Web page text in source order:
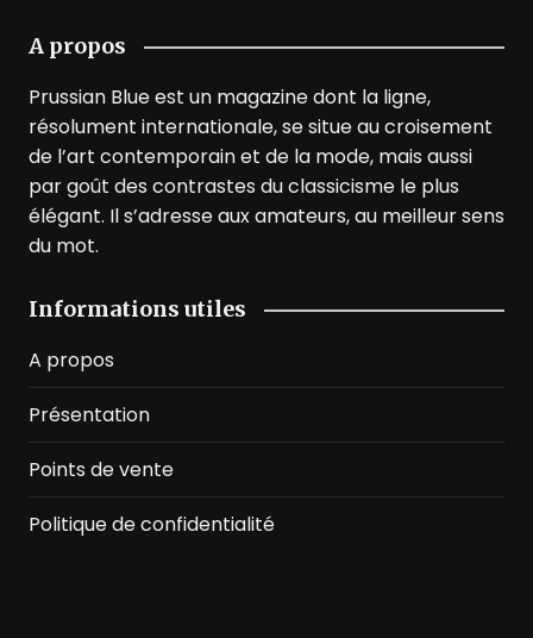
A propos
Prussian Blue est un magazine dont la ligne,
résolument internationale, se situe au croisement
de l’art contemporain et de la mode, mais aussi
par goût des contrastes du classicisme le plus
élégant. Il s’adresse aux amateurs, au meilleur sens
du mot.
Informations utiles
A propos
Présentation
Points de vente
Politique de confidentialité